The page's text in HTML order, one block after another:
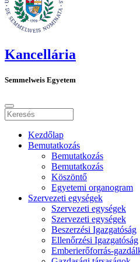
Kancellária
Semmelweis Egyetem
Kezdőlap
Bemutatkozás
Bemutatkozás
Bemutatkozás
Köszöntő
Egyetemi organogram
Szervezeti egységek
Szervezeti egységek
Szervezeti egységek
Beszerzési Igazgatóság
Ellenőrzési Igazgatóság
Emberierőforrás-